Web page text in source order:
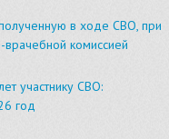
в ходе СВО, при
врачебной комиссией
участнику СВО:
год